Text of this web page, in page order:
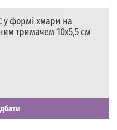
у формі хмари на
тримачем 10х5,5 см